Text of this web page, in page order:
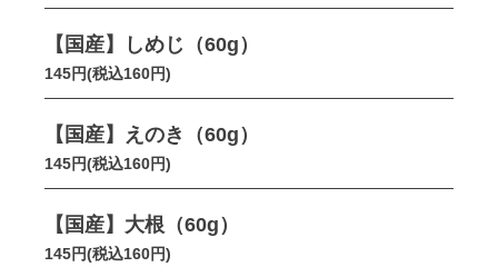
【国産】しめじ（60g）
145円(税込160円)
【国産】えのき（60g）
145円(税込160円)
【国産】大根（60g）
145円(税込160円)